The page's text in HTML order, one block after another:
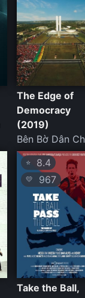
The Edge of
Democracy
(2019)
Bên Bờ Dân
⭐8.4
💛 967
Take the Ball,